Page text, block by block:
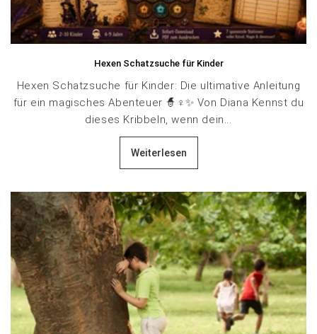
Hexen Schatzsuche für Kinder
Hexen Schatzsuche für Kinder: Die ultimative Anleitung
für ein magisches Abenteuer 🧙♀️✨ Von Diana Kennst du
dieses Kribbeln, wenn dein...
Weiterlesen